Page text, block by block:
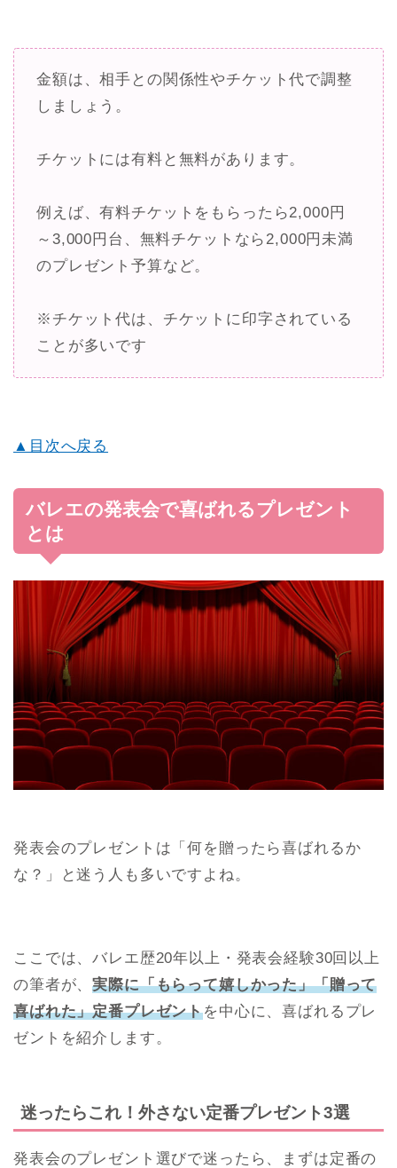
金額は、相手との関係性やチケット代で調整
しましょう。
チケットには有料と無料があります。
例えば、有料チケットをもらったら2,000円
～3,000円台、無料チケットなら2,000円未満
のプレゼント予算など。
※チケット代は、チケットに印字されている
ことが多いです
▲目次へ戻る
バレエの発表会で喜ばれるプレゼント
とは
発表会のプレゼントは「何を贈ったら喜ばれるか
な？」と迷う人も多いですよね。
ここでは、バレエ歴20年以上・発表会経験30回以上
の筆者が、実際に「もらって嬉しかった」「贈って
喜ばれた」定番プレゼントを中心に、喜ばれるプレ
ゼントを紹介します。
迷ったらこれ！外さない定番プレゼント3選
発表会のプレゼント選びで迷ったら、まずは定番の